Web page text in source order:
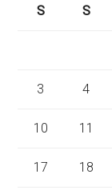
S
S
3 4
10 11
17 18